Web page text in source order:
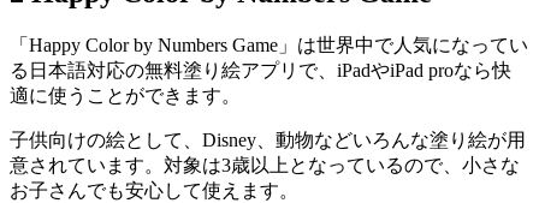
「Happy Color by Numbers Game」は世界中で人気になってい
る日本語対応の無料塗り絵アプリで、iPadやiPad proなら快
適に使うことができます。
子供向けの絵として、Disney、動物などいろんな塗り絵が用
意されています。対象は3歳以上となっているので、小さな
お子さんでも安心して使えます。